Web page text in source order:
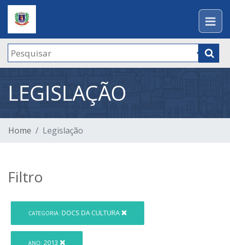
LEGISLAÇÃO
Home Legislação
Filtro
CATEGORIA: DOCS DA CULTURA
ANO: 2013